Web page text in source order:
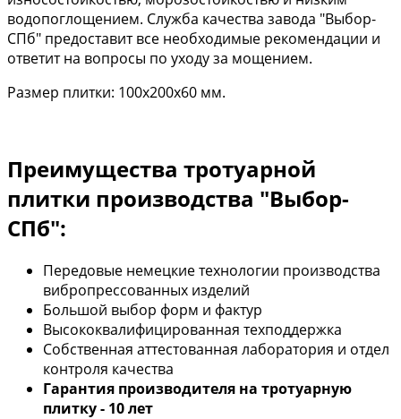
водопоглощением. Служба качества завода "Выбор-
СПб" предоставит все необходимые рекомендации и
ответит на вопросы по уходу за мощением.
Размер плитки: 100х200х60 мм.
Преимущества тротуарной
плитки производства "Выбор-
СПб":
Передовые немецкие технологии производства
вибропрессованных изделий
Большой выбор форм и фактур
Высококвалифицированная техподдержка
Собственная аттестованная лаборатория и отдел
контроля качества
Гарантия производителя на тротуарную
плитку- 10 лет